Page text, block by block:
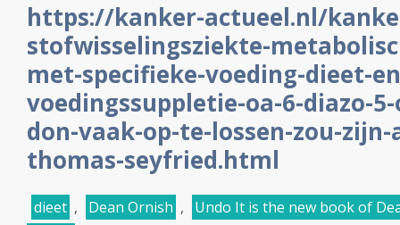
https://kanker-actueel.nl/
stofwisselingsziekte-
met-specifieke-voeding-dieet-
voedingssuppletie-oa-6-diazo-
don-vaak-op-te-lossen-zou-
thomas-seyfried.html
dieet , Dean Ornish ,
Undo It is the new book of